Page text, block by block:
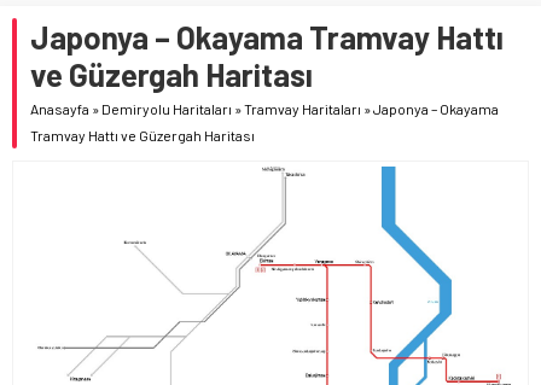
Japonya – Okayama Tramvay Hattı
ve Güzergah Haritası
Anasayfa » Demiryolu Haritaları »Tramvay Haritaları »Japonya – Okayama
Tramvay Hattı ve Güzergah Haritası